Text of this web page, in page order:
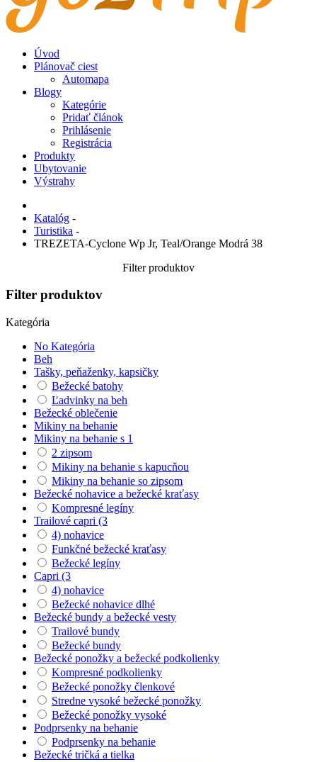
Úvod
Plánovač ciest
Automapa
Blogy
Kategórie
Pridať článok
Prihlásenie
Registrácia
Produkty
Ubytovanie
Výstrahy
Katalóg -
Turistika -
TREZETA-Cyclone Wp Jr, Teal/Orange Modrá 38
Filter produktov
Filter produktov
Kategória
No Kategória
Beh
Tašky, peňaženky, kapsičky
Bežecké batohy
Ľadvinky na beh
Bežecké oblečenie
Mikiny na behanie
Mikiny na behanie s 1
2 zipsom
Mikiny na behanie s kapucňou
Mikiny na behanie so zipsom
Bežecké nohavice a bežecké kraťasy
Kompresné legíny
Trailové capri (3
4) nohavice
Funkčné bežecké kraťasy
Bežecké legíny
Capri (3
4) nohavice
Bežecké nohavice dlhé
Bežecké bundy a bežecké vesty
Trailové bundy
Bežecké bundy
Bežecké ponožky a bežecké podkolienky
Kompresné podkolienky
Bežecké ponožky členkové
Stredne vysoké bežecké ponožky
Bežecké ponožky vysoké
Podprsenky na behanie
Podprsenky na behanie
Bežecké tričká a tielka